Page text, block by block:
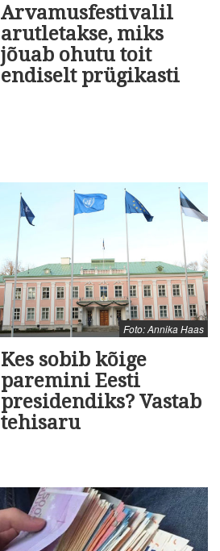
Arvamusfestivalil
arutletakse, miks
jõuab ohutu toit
endiselt prügikasti
Foto: Annika Haas
Kes sobib kõige
paremini Eesti
presidendiks? Vastab
tehisaru